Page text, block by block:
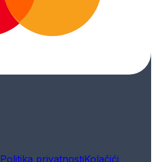
Politika privatnostiKolačići